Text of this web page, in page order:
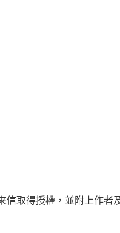
取得授權，並附上作者